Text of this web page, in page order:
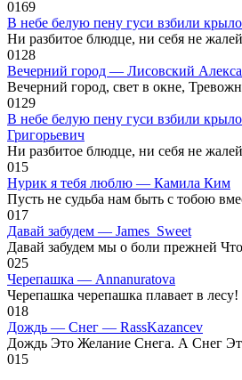
0169
В небе белую пену гуси взбили
Ни разбитое блюдце, ни себя не
0128
Вечерний город — Лисовский
Вечерний город, свет в окне,
0129
В небе белую пену гуси взбили
Григорьевич
Ни разбитое блюдце, ни себя не
015
Нурик я тебя люблю — Камила Ким
Пусть не судьба нам быть с тобою
017
Давай забудем — James_Sweet
Давай забудем мы о боли прежней
025
Черепашка — Annanuratova
Черепашка черепашка плавает в
018
Дождь — Снег — RassKazancev
Дождь Это Желание Снега. А Снег
015